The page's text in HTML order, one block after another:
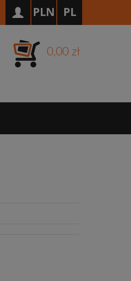
PL
PLN
0,00 zł